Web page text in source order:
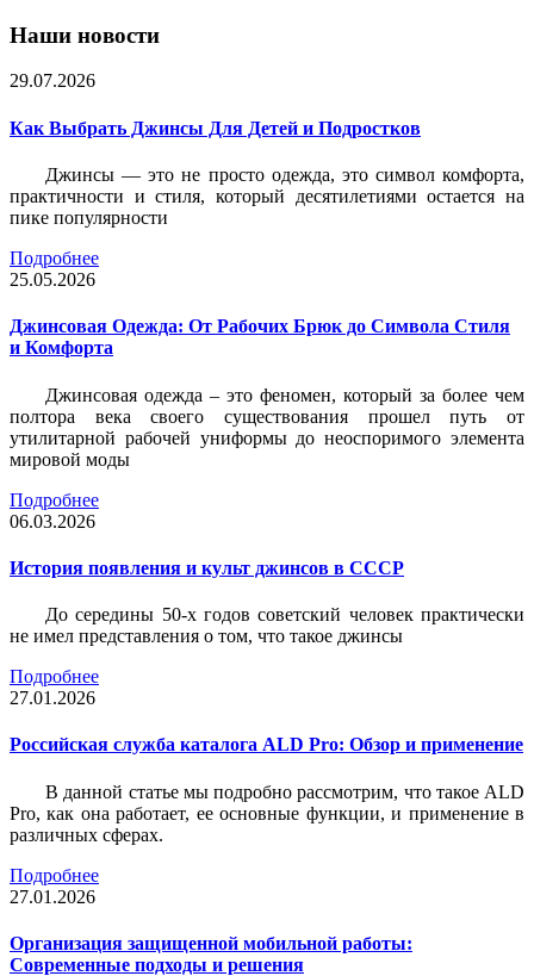
Наши новости
29.07.2026
Как Выбрать Джинсы Для Детей и Подростков
Джинсы — это не просто одежда, это символ комфорта,
практичности и стиля, который десятилетиями остается на
пике популярности
Подробнее
25.05.2026
Джинсовая Одежда: От Рабочих Брюк до Символа Стиля
и Комфорта
Джинсовая одежда – это феномен, который за более чем
полтора века своего существования прошел путь от
утилитарной рабочей униформы до неоспоримого элемента
мировой моды
Подробнее
06.03.2026
История появления и культ джинсов в СССР
До середины 50-х годов советский человек практически
не имел представления о том, что такое джинсы
Подробнее
27.01.2026
Российская служба каталога ALD Pro: Обзор и применение
В данной статье мы подробно рассмотрим, что такое ALD
Pro, как она работает, ее основные функции, и применение в
различных сферах.
Подробнее
27.01.2026
Организация защищенной мобильной работы:
Современные подходы и решения